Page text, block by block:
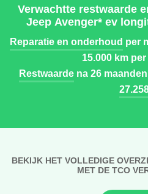
Verwachtte restwaarde
Jeep Avenger* ev
Reparatie en onderhoud per
15.000 km
Restwaardena 26
BEKIJK HET VOLLEDIGE
MET DE TCO